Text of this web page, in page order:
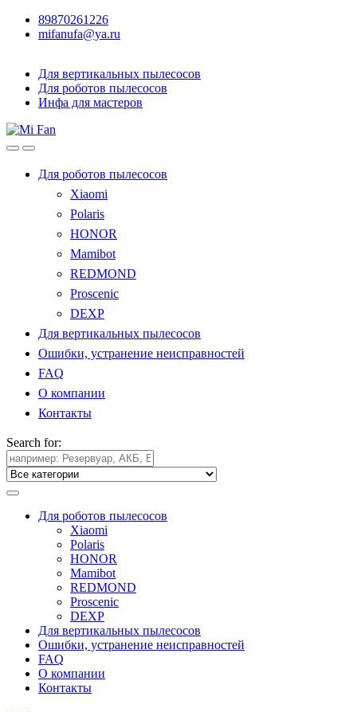
89870261226
mifanufa@ya.ru
Для вертикальных пылесосов
Для роботов пылесосов
Инфа для мастеров
Для роботов пылесосов
Xiaomi
Polaris
HONOR
Mamibot
REDMOND
Proscenic
DEXP
Для вертикальных пылесосов
Ошибки, устранение неисправностей
FAQ
О компании
Контакты
Search for:
Для роботов пылесосов
Xiaomi
Polaris
HONOR
Mamibot
REDMOND
Proscenic
DEXP
Для вертикальных пылесосов
Ошибки, устранение неисправностей
FAQ
О компании
Контакты